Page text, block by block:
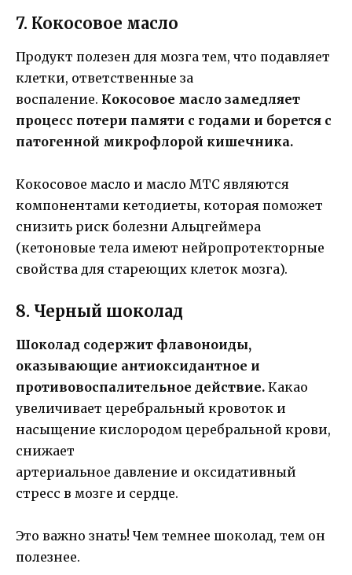
7. Кокосовое масло
Продукт полезен для мозга тем, что подавляет
клетки, ответственные за
воспаление. Кокосовое масло замедляет
процесс потери памяти с годами и борется с
патогенной микрофлорой кишечника.
Кокосовое масло и масло MTC являются
компонентами кетодиеты, которая поможет
снизить риск болезни Альцгеймера
(кетоновые тела имеют нейропротекторные
свойства для стареющих клеток мозга).
8. Черный шоколад
Шоколад содержит флавоноиды,
оказывающие антиоксидантное и
противовоспалительное действие. Какао
увеличивает церебральный кровоток и
насыщение кислородом церебральной крови,
снижает
артериальное давление и оксидативный
стресс в мозге и сердце.
Это важно знать! Чем темнее шоколад, тем он
полезнее.